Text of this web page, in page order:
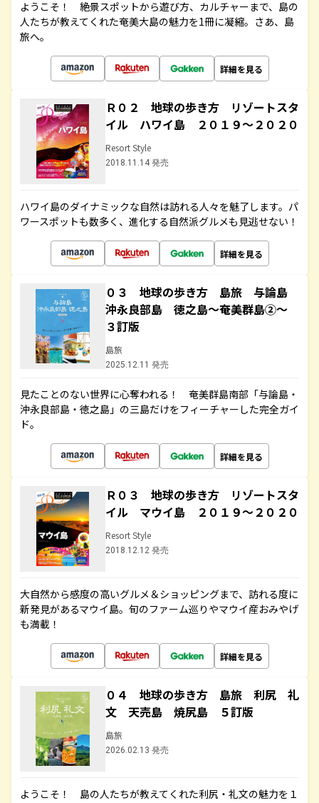
ようこそ！ 絶景スポットから遊び方、カルチャーまで、島の
人たちが教えてくれた奄美大島の魅力を1冊に凝縮。さあ、島
旅へ。
詳細を見る
Ｒ０２ 地球の歩き方 リゾートスタ
イル ハワイ島 ２０１９～２０２０
Resort Style
2018.11.14 発売
ハワイ島のダイナミックな自然は訪れる人々を魅了します。パ
ワースポットも数多く、進化する自然派グルメも見逃せない！
詳細を見る
０３ 地球の歩き方 島旅 与論島
沖永良部島 徳之島～奄美群島②～
３訂版
島旅
2025.12.11 発売
見たことのない世界に心奪われる！ 奄美群島南部「与論島・
沖永良部島・徳之島」の三島だけをフィーチャーした完全ガイ
ド。
詳細を見る
Ｒ０３ 地球の歩き方 リゾートスタ
イル マウイ島 ２０１９～２０２０
Resort Style
2018.12.12 発売
大自然から感度の高いグルメ＆ショッピングまで、訪れる度に
新発見があるマウイ島。旬のファーム巡りやマウイ産おみやげ
も満載！
詳細を見る
０４ 地球の歩き方 島旅 利尻 礼
文 天売島 焼尻島 ５訂版
島旅
2026.02.13 発売
ようこそ！ 島の人たちが教えてくれた利尻・礼文の魅力を１